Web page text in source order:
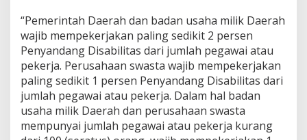
P
e
m
e
n
u
h
a
n
H
“Pemerintah Daerah dan badan usaha milik Daerah
wajib mempekerjakan paling sedikit 2 persen
Penyandang Disabilitas dari jumlah pegawai atau
pekerja. Perusahaan swasta wajib mempekerjakan
paling sedikit 1 persen Penyandang Disabilitas dari
jumlah pegawai atau pekerja. Dalam hal badan
usaha milik Daerah dan perusahaan swasta
mempunyai jumlah pegawai atau pekerja kurang